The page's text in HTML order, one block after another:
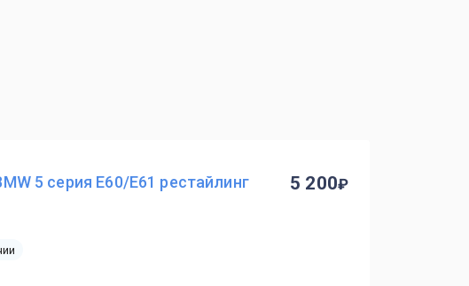
5 серия E60/E61 рестайлинг
5 200